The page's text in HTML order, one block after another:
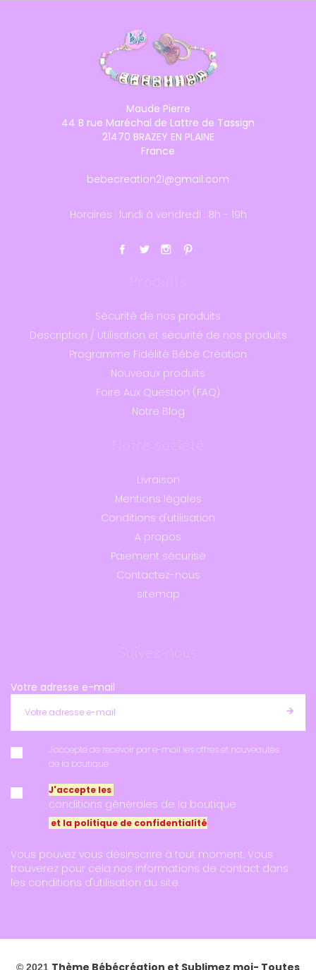
Maude Pierre
44 B rue Maréchal de Lattre de Tassign
21470 BRAZEY EN PLAINE
France
bebecreation21@gmail.com
Horaires : lundi à vendredi : 8h - 19h
Produits
Sécurité de nos produits
Description / Utilisation et sécurité de nos produits
Programme Fidélité Bébé Création
Nouveaux produits
Foire Aux Question (FAQ)
Notre Blog
Notre société
Livraison
Mentions légales
Conditions d'utilisation
A propos
Paiement sécurisé
Contactez-nous
sitemap
Suivez-nous
Votre adresse e-mail
J'accepte de recevoir par e-mail les offres et nouveautés
de la boutique
J'accepte les
conditions générales de la boutique
et la politique de confidentialité
Vous pouvez vous désinscrire à tout moment. Vous
trouverez pour cela nos informations de contact dans
les conditions d'utilisation du site.
© 2021 Thème Bébécréation et Sublimez moi- Toutes